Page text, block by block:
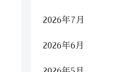
2026年7月
2026年6月